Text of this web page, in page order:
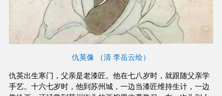
仇英像 （清 李岳云绘）
仇英出生寒门，父亲是老漆匠。他在七八岁时，就跟随父亲学
手艺。十六七岁时，他到苏州城，一边当漆匠维持生计，一边